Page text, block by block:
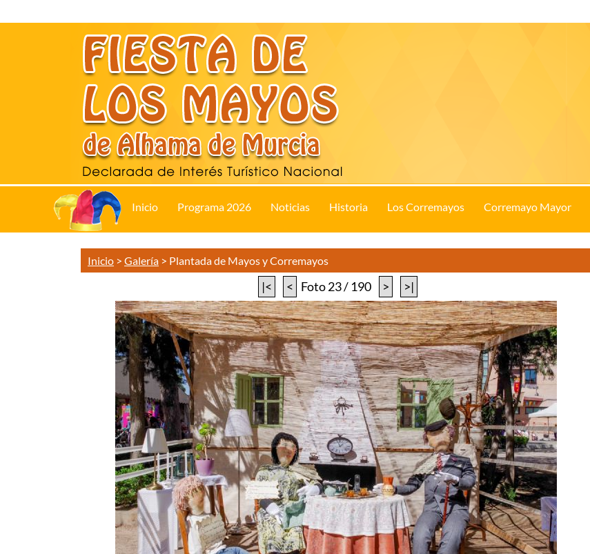
Inicio Programa 2026 Noticias Historia Los Corremayos Corremayo Mayor
Inicio > Galería > Plantada de Mayos y Corremayos
|< < Foto 23 / 190 > >|